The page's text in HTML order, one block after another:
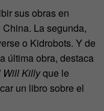
sus obras en
La segunda,
o Kidrobots. Y de
última obra, destaca
Will Killyque le
un libro sobre el